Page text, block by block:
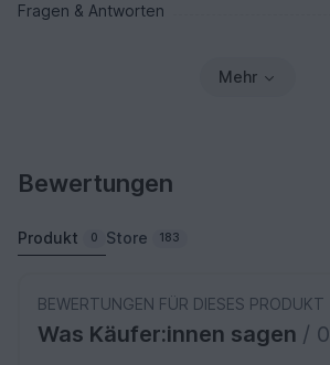
Fragen & Antworten
Mehr
Bewertungen
Produkt 0 Store 183
BEWERTUNGEN FÜR DIESES PRODUKT
Was Käufer:innen sagen / 0